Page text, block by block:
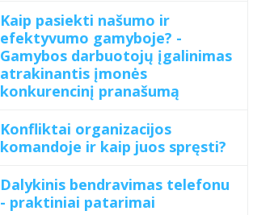
Kaip pasiekti našumo ir
efektyvumo gamyboje? -
Gamybos darbuotojų įgalinimas
atrakinantis įmonės
konkurencinį pranašumą
Konfliktai organizacijos
komandoje ir kaip juos spręsti?
Dalykinis bendravimas telefonu
- praktiniai patarimai